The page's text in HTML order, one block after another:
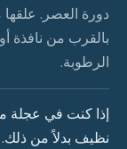
دورة العصر.
الرطوبة.
إذا كنت في
نظيف بدلاً من